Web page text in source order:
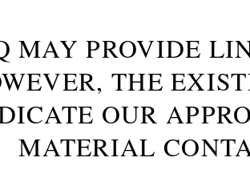
MAY PROVIDE
THE
OUR
MATERIAL